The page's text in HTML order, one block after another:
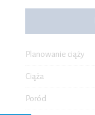
Planowanie ciąży
Ciąża
Poród